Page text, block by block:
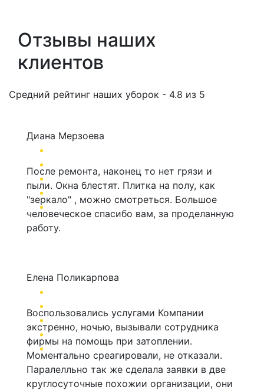
Отзывы наших
клиентов
Средний рейтинг наших уборок - 4.8 из 5
После ремонта, наконец то нет грязи и
пыли. Окна блестят. Плитка на полу, как
"зеркало" , можно смотреться. Большое
человеческое спасибо вам, за проделанную
работу.
Диана Мерзоева
Воспользовались услугами Компании
экстренно, ночью, вызывали сотрудника
фирмы на помощь при затоплении.
Моментально среагировали, не отказали.
Паралелльно так же сделала заявки в две
круглосуточные похожии организации, они
Елена Поликарпова